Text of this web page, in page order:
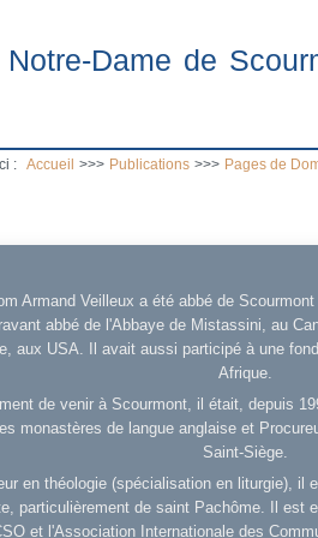
Dame de
: Accueil >>> Publications >>> Pages de
Armand Veilleux a été abbé de
abbé de l'Abbaye de Mistassini, au
aux USA. Il avait aussi participé à une
Afrique.
de venir à Scourmont, il était, depuis
monastères de langue anglaise et
Saint-Siège.
en théologie (spécialisation en liturgie), il
particulièrement de saint Pachôme. Il est
et l'Association Internationale des